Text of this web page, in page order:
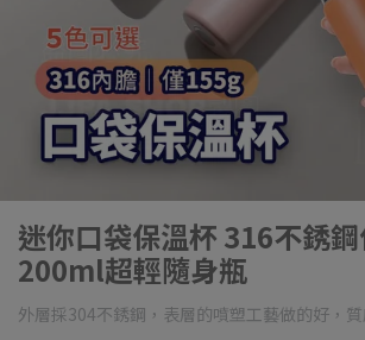
迷你口袋保溫杯 316不銹
200ml超輕隨身瓶
外層採304不銹鋼，表層的噴塑工藝做的好，